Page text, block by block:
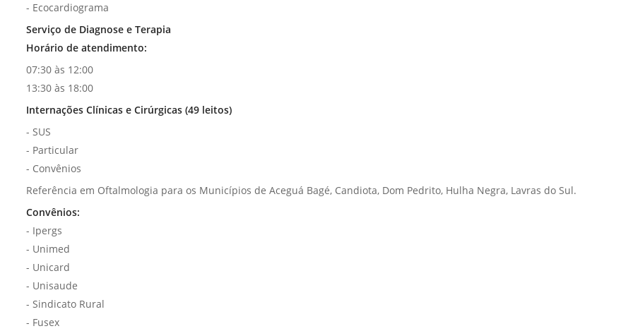
- Ecocardiograma
Serviço de Diagnose e Terapia
Horário de atendimento:
07:30 às 12:00
13:30 às 18:00
Internações Clínicas e Cirúrgicas (49 leitos)
- SUS
- Particular
- Convênios
Referência em Oftalmologia para os Municípios de Aceguá Bagé, Candiota, Dom Pedrito, Hulha Negra, Lavras do Sul.
Convênios:
- Ipergs
- Unimed
- Unicard
- Unisaude
- Sindicato Rural
- Fusex